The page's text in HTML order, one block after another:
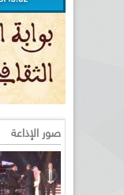
صور الإذاعة